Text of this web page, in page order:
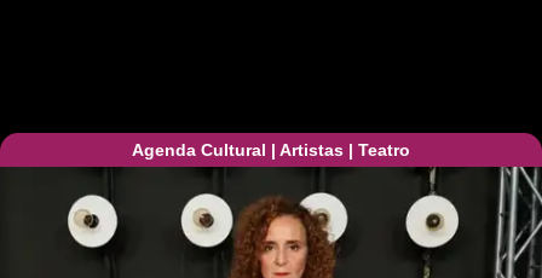
Agenda Cultural | Artistas | Teatro